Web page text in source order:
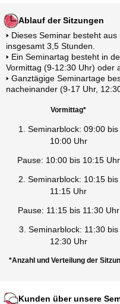
Ablauf der Sitzungen
🢒 Dieses Seminar besteht
insgesamt 3,5 Stunden.
🢒 Ein Seminartag besteht in
Vormittag (9-12:30 Uhr) oder
🢒 Ganztägige Seminartage
nacheinander (9-17 Uhr,
Vormittag*
1. Seminarblock: 09:00 bis
10:00 Uhr
Pause: 10:00 bis 10:15 Uhr
2. Seminarblock: 10:15 bis
11:15 Uhr
Pause: 11:15 bis 11:30 Uhr
3. Seminarblock: 11:30 bis
12:30 Uhr
*Anzahl und Verteilung der
Kunden über unsere